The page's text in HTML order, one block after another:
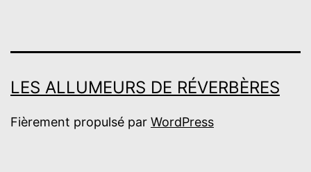
LES ALLUMEURS DE RÉVERBÈRES
Fièrement propulsé par WordPress